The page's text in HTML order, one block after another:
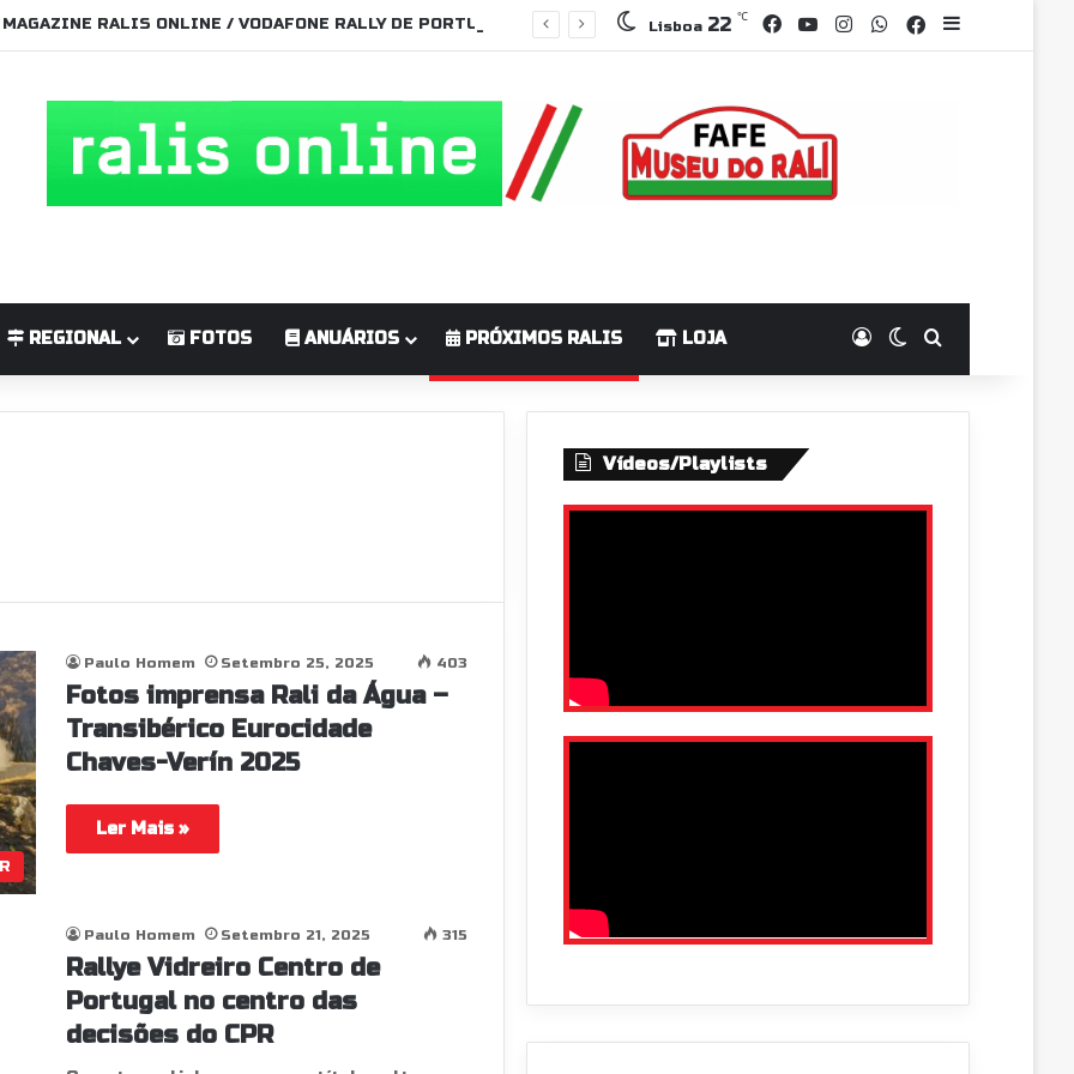
Lisboa 22 ℃ Facebook
YouTube
Instagram
WhatsApp
GrupoSidebar
REGIONAL FOTOS ANUÁRIOS PRÓXIMOS RALIS LOJA Log InSwitch skin
Paulo Homem Setembro 25, 2025 403
Fotos imprensa Rali da Água –
Transibérico Eurocidade
Chaves-Verín 2025
Ler Mais »
Paulo Homem Setembro 21, 2025 315
Rallye Vidreiro Centro de
Portugal no centro das
decisões do CPR
Vídeos/Playlists